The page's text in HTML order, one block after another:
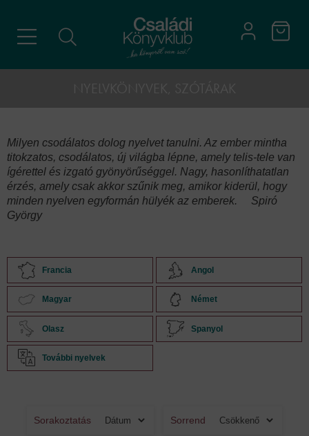
Milyen csodálatos dolog nyelvet tanulni. Az ember mintha
titokzatos, csodálatos, új világba lépne, amely telis-tele van
ígérettel és izgató gyönyörűséggel. Nagy, hasonlíthatatlan
érzés, amely csak akkor szűnik meg, amikor kiderül, hogy
minden nyelven egyformán hülyék az emberek. Spiró
György
Francia Angol
Magyar Német
Olasz Spanyol
További nyelvek
Sorakoztatás Sorrend